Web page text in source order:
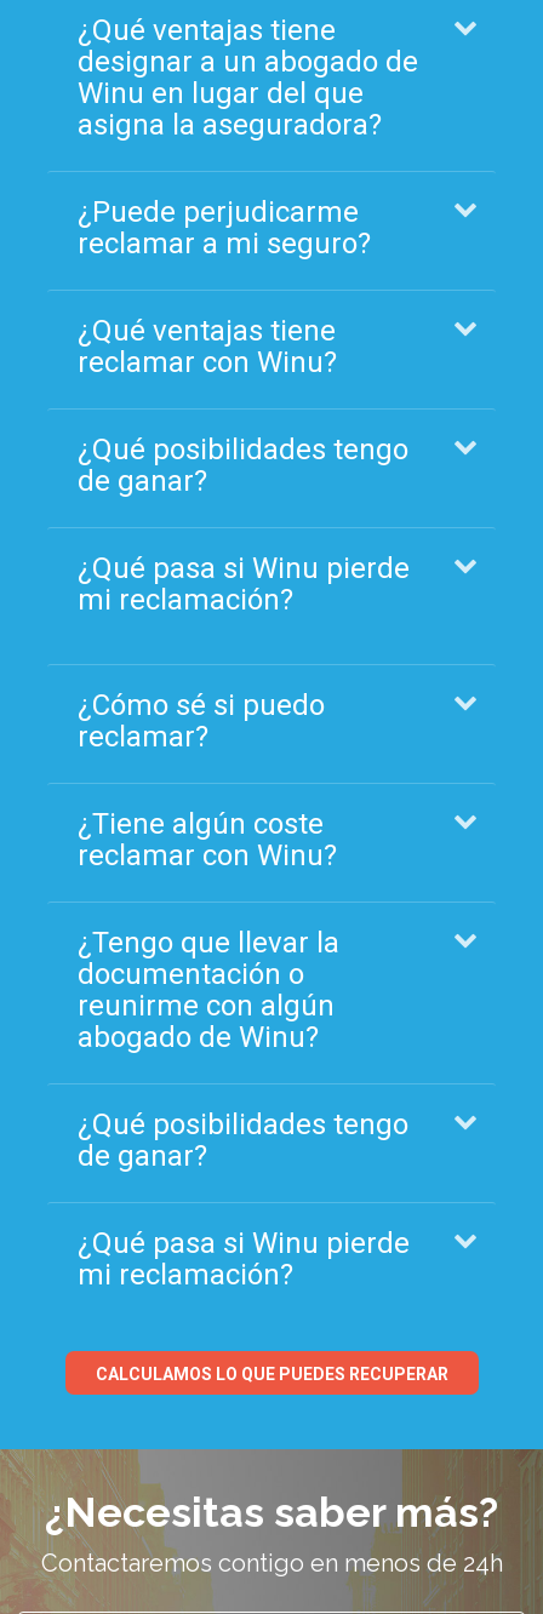
¿Qué ventajas tiene
designar a un abogado de
Winu en lugar del que
asigna la aseguradora?
¿Puede perjudicarme
reclamar a mi seguro?
¿Qué ventajas tiene
reclamar con Winu?
¿Qué posibilidades tengo
de ganar?
¿Qué pasa si Winu pierde
mi reclamación?
¿Cómo sé si puedo
reclamar?
¿Tiene algún coste
reclamar con Winu?
¿Tengo que llevar la
documentación o
reunirme con algún
abogado de Winu?
¿Qué posibilidades tengo
de ganar?
¿Qué pasa si Winu pierde
mi reclamación?
CALCULAMOS LO QUE PUEDES RECUPERAR
¿Necesitas saber más?
Contactaremos contigo en menos de 24h